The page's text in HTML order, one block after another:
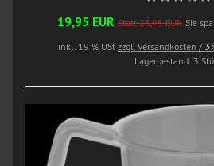
19,95 EUR Statt 23,95 EUR Sie
inkl. 19 % USt zzgl. Versandkosten /
Lagerbestand: 3